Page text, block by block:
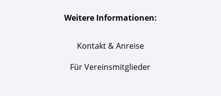
Weitere Informationen:
Kontakt & Anreise
Für Vereinsmitglieder